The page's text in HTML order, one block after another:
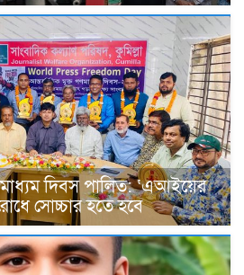
দিবস পালিত: ‘এআইয়ের
সোচ্চার হতে হবে